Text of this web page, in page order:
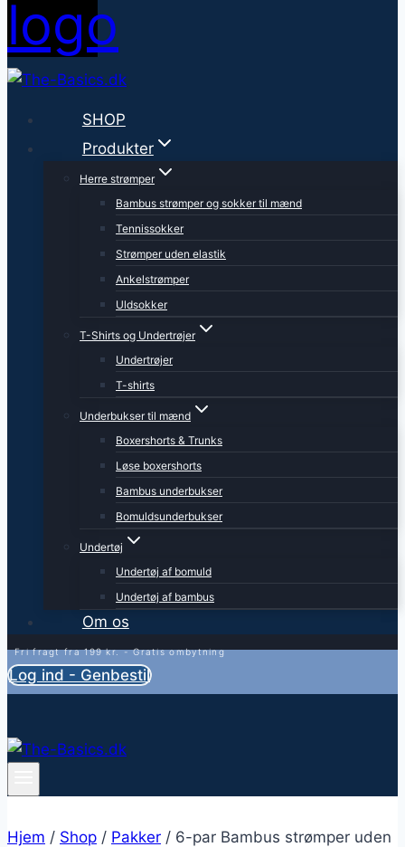
SHOP
Produkter
Herre strømper
Bambus strømper og sokker til mænd
Tennissokker
Strømper uden elastik
Ankelstrømper
Uldsokker
T-Shirts og Undertrøjer
Undertrøjer
T-shirts
Underbukser til mænd
Boxershorts & Trunks
Løse boxershorts
Bambus underbukser
Bomuldsunderbukser
Undertøj
Undertøj af bomuld
Undertøj af bambus
Om os
Fri fragt fra 199 kr. - Gratis ombytning
Log ind - Genbestil
Hjem / Shop / Pakker / 6-par Bambus strømper uden